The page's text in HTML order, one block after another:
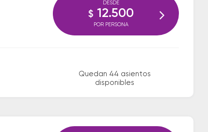
Quedan 44 asientos
disponibles
DESDE
$ 12.500
POR PERSONA